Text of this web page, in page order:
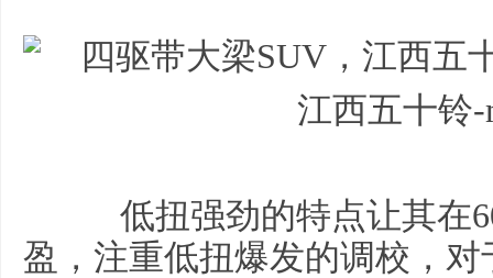
江西五十铃
低扭强劲的特点让其在
盈，注重低扭爆发的调校，